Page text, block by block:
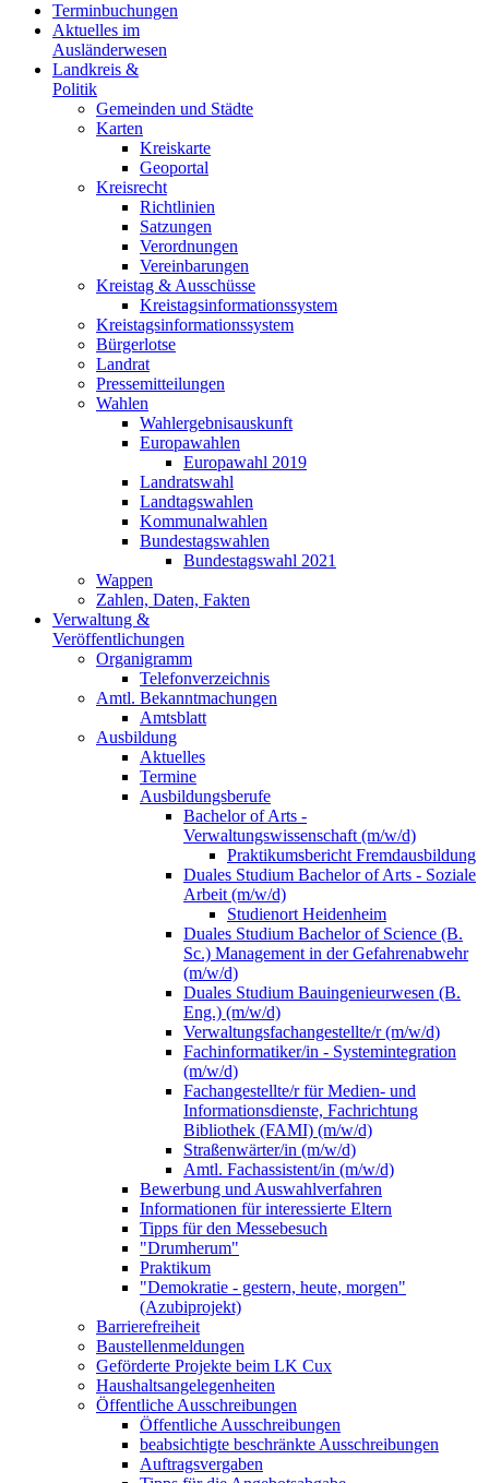
Terminbuchungen
Aktuelles im
Ausländerwesen
Landkreis &
Politik
Gemeinden und Städte
Karten
Kreiskarte
Geoportal
Kreisrecht
Richtlinien
Satzungen
Verordnungen
Vereinbarungen
Kreistag & Ausschüsse
Kreistagsinformationssystem
Kreistagsinformationssystem
Bürgerlotse
Landrat
Pressemitteilungen
Wahlen
Wahlergebnisauskunft
Europawahlen
Europawahl 2019
Landratswahl
Landtagswahlen
Kommunalwahlen
Bundestagswahlen
Bundestagswahl 2021
Wappen
Zahlen, Daten, Fakten
Verwaltung &
Veröffentlichungen
Organigramm
Telefonverzeichnis
Amtl. Bekanntmachungen
Amtsblatt
Ausbildung
Aktuelles
Termine
Ausbildungsberufe
Bachelor of Arts -
Verwaltungswissenschaft (m/w/d)
Praktikumsbericht Fremdausbildung
Duales Studium Bachelor of Arts - Soziale
Arbeit (m/w/d)
Studienort Heidenheim
Duales Studium Bachelor of Science (B.
Sc.) Management in der Gefahrenabwehr
(m/w/d)
Duales Studium Bauingenieurwesen (B.
Eng.) (m/w/d)
Verwaltungsfachangestellte/r (m/w/d)
Fachinformatiker/in - Systemintegration
(m/w/d)
Fachangestellte/r für Medien- und
Informationsdienste, Fachrichtung
Bibliothek (FAMI) (m/w/d)
Straßenwärter/in (m/w/d)
Amtl. Fachassistent/in (m/w/d)
Bewerbung und Auswahlverfahren
Informationen für interessierte Eltern
Tipps für den Messebesuch
"Drumherum"
Praktikum
"Demokratie - gestern, heute, morgen"
(Azubiprojekt)
Barrierefreiheit
Baustellenmeldungen
Geförderte Projekte beim LK Cux
Haushaltsangelegenheiten
Öffentliche Ausschreibungen
Öffentliche Ausschreibungen
beabsichtigte beschränkte Ausschreibungen
Auftragsvergaben